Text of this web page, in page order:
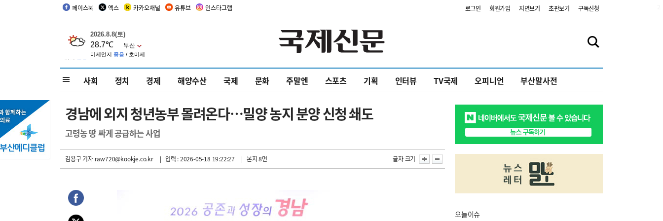
페이스북 엑스 카카오채널 유튜브 인스타그램 로그인 회원가입 지면보기 초판보기 구독신청
사회 정치 경제 해양수산 국제 문화 주말엔 스포츠 기획 인터뷰 TV국제 오피니언 부산말사전
경남에 외지 청년농부 몰려온다…밀양 농지 분양 신청 쇄도
고령농 땅 싸게 공급하는 사업
김용구 기자raw720@kookje.co.kr | 입력 : 2026-05-18 19:22:27 | 본지 8면 글자 크기
오늘이슈